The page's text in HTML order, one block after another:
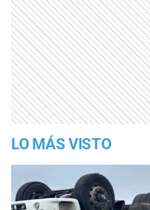
LO MÁS VISTO